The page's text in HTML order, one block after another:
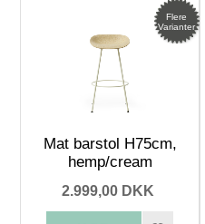
Flere
Varianter
Mat barstol H75cm,
hemp/cream
2.999,00 DKK